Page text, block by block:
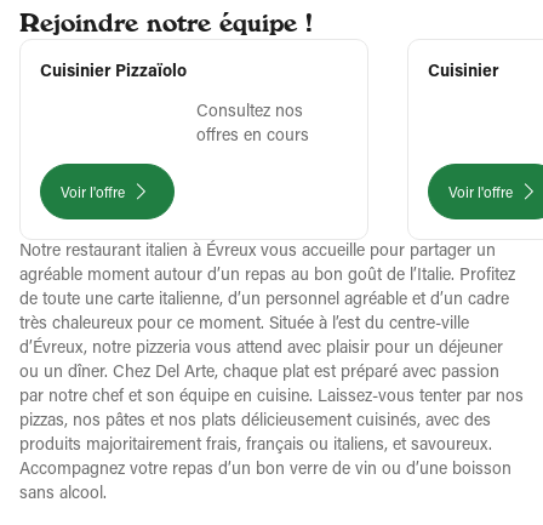
Rejoindre notre équipe !
Cuisinier Pizzaïolo
Consultez nos
offres en cours
Voir l'offre
Cuisinier
Voir l'offre
Notre restaurant italien à Évreux vous accueille pour partager un
agréable moment autour d’un repas au bon goût de l’Italie. Profitez
de toute une carte italienne, d’un personnel agréable et d’un cadre
très chaleureux pour ce moment. Située à l’est du centre-ville
d’Évreux, notre pizzeria vous attend avec plaisir pour un déjeuner
ou un dîner. Chez Del Arte, chaque plat est préparé avec passion
par notre chef et son équipe en cuisine. Laissez-vous tenter par nos
pizzas, nos pâtes et nos plats délicieusement cuisinés, avec des
produits majoritairement frais, français ou italiens, et savoureux.
Accompagnez votre repas d’un bon verre de vin ou d’une boisson
sans alcool.